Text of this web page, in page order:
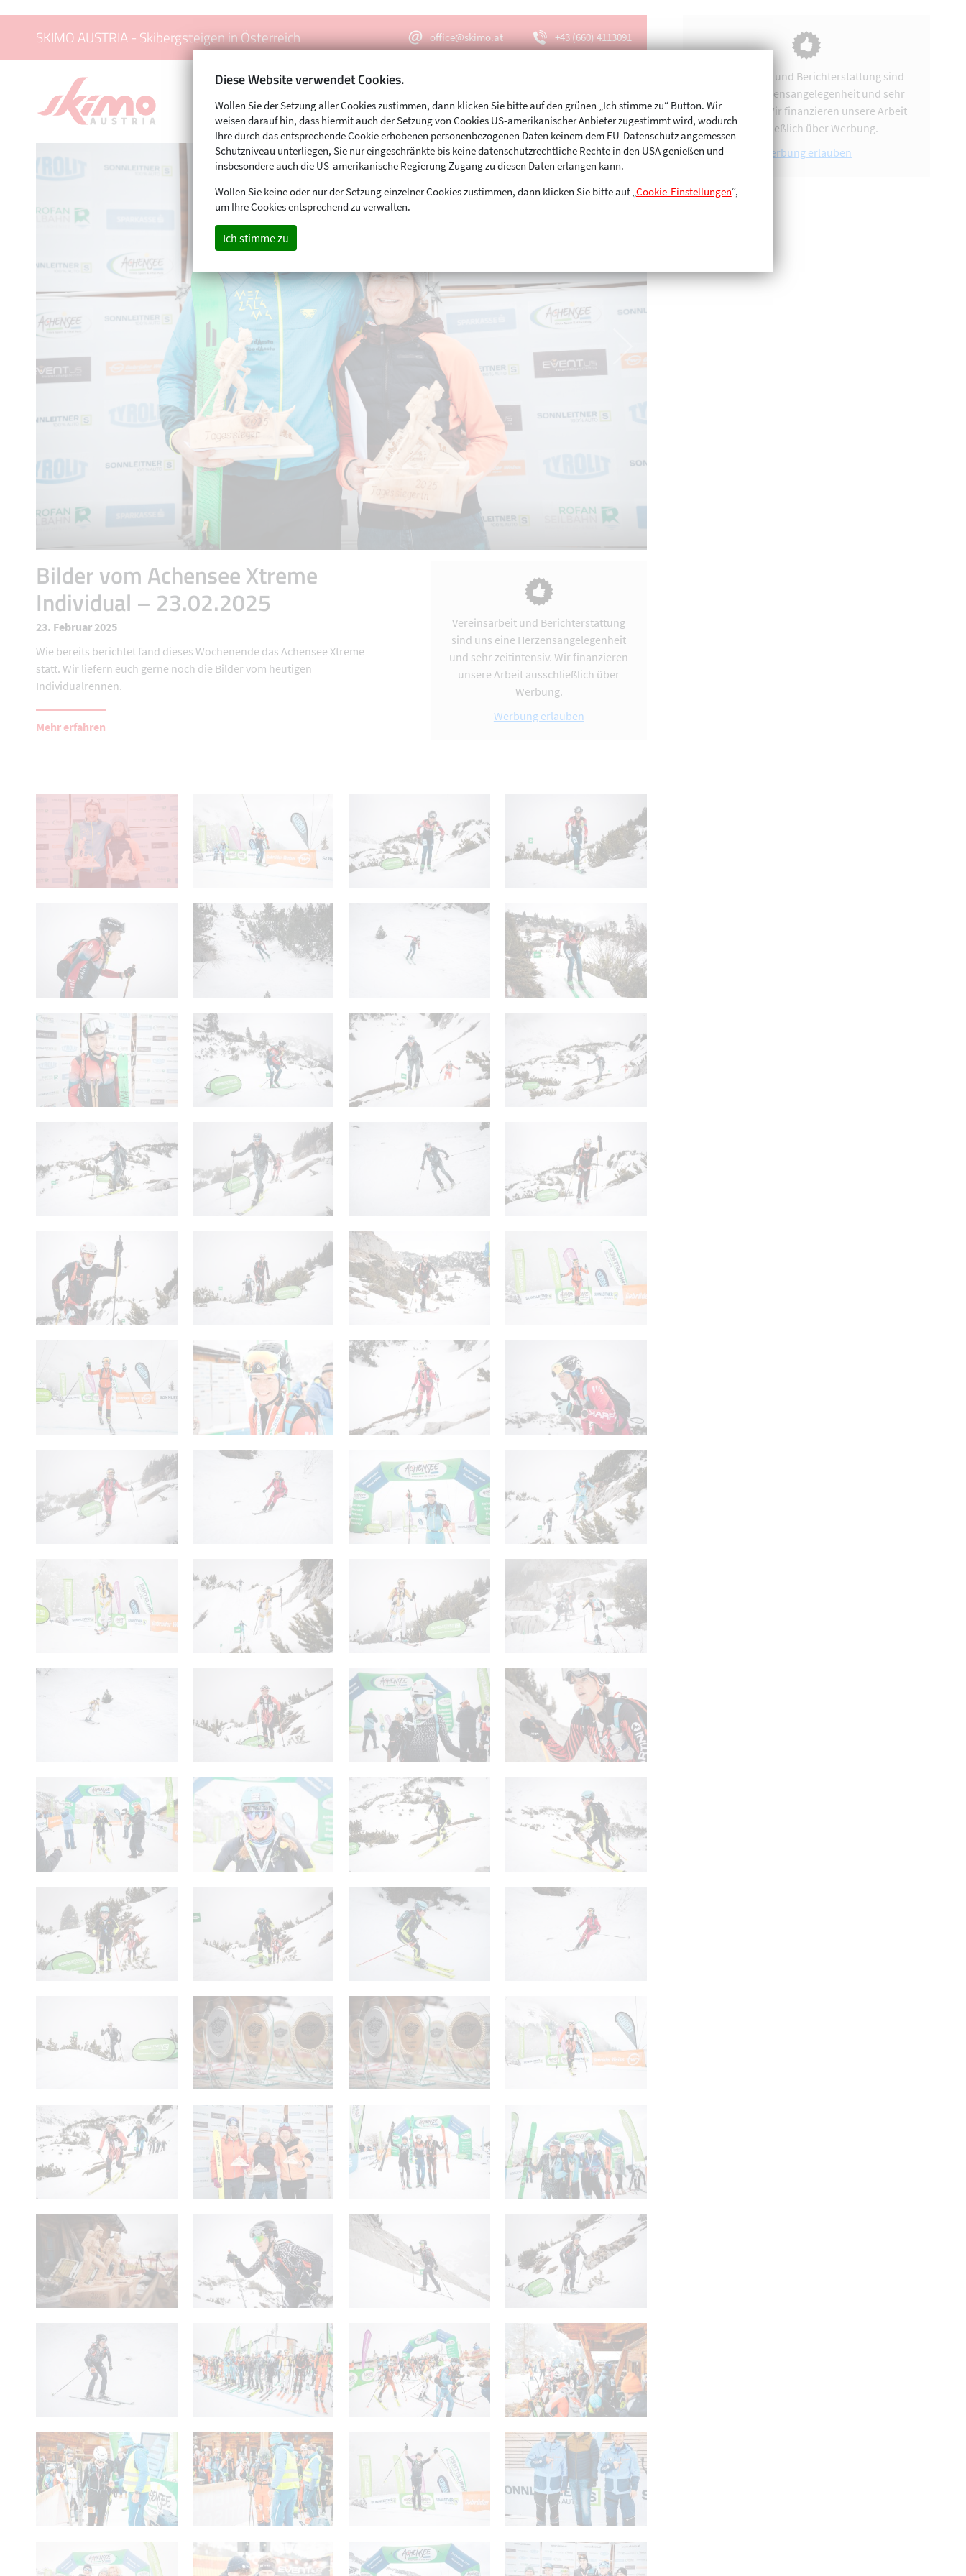
SKIMO AUSTRIA - Skibergsteigen in Österreich office@skimo.at +43 (660) 4113091
Menu
Bilder vom Achensee Xtreme
Individual – 23.02.2025
23. Februar 2025
Wie bereits berichtet fand dieses Wochenende das Achensee Xtreme
statt. Wir liefern euch gerne noch die Bilder vom heutigen
Individualrennen.
Mehr erfahren
Vereinsarbeit und Berichterstattung
sind uns eine Herzensangelegenheit
und sehr zeitintensiv. Wir finanzieren
unsere Arbeit ausschließlich über
Werbung.
Werbung erlauben
Vereinsarbeit und Berichterstattung sind
uns eine Herzensangelegenheit und sehr
zeitintensiv. Wir finanzieren unsere Arbeit
ausschließlich über Werbung.
Werbung erlauben
Diese Website verwendet Cookies.
Wollen Sie der Setzung aller Cookies zustimmen, dann klicken Sie bitte auf den grünen „Ich stimme zu“ Button. Wir
weisen darauf hin, dass hiermit auch der Setzung von Cookies US-amerikanischer Anbieter zugestimmt wird, wodurch
Ihre durch das entsprechende Cookie erhobenen personenbezogenen Daten keinem dem EU-Datenschutz angemessen
Schutzniveau unterliegen, Sie nur eingeschränkte bis keine datenschutzrechtliche Rechte in den USA genießen und
insbesondere auch die US-amerikanische Regierung Zugang zu diesen Daten erlangen kann.
Wollen Sie keine oder nur der Setzung einzelner Cookies zustimmen, dann klicken Sie bitte auf „Cookie-Einstellungen“,
um Ihre Cookies entsprechend zu verwalten.
Ich stimme zu